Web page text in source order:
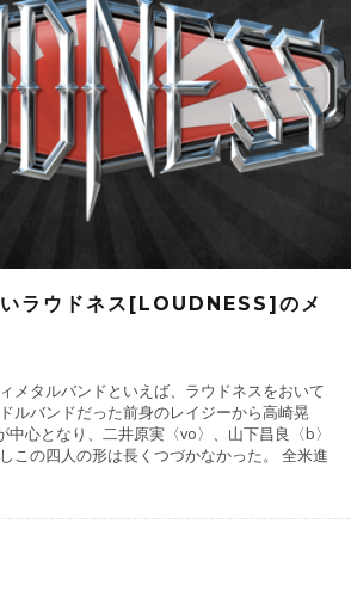
ラウドネス[LOUDNESS]のメ
メタルバンドといえば、ラウドネスをおいて
ルバンドだった前身のレイジーから高崎晃
中心となり、二井原実〈vo〉、山下昌良〈b〉
この四人の形は長くつづかなかった。 全米進